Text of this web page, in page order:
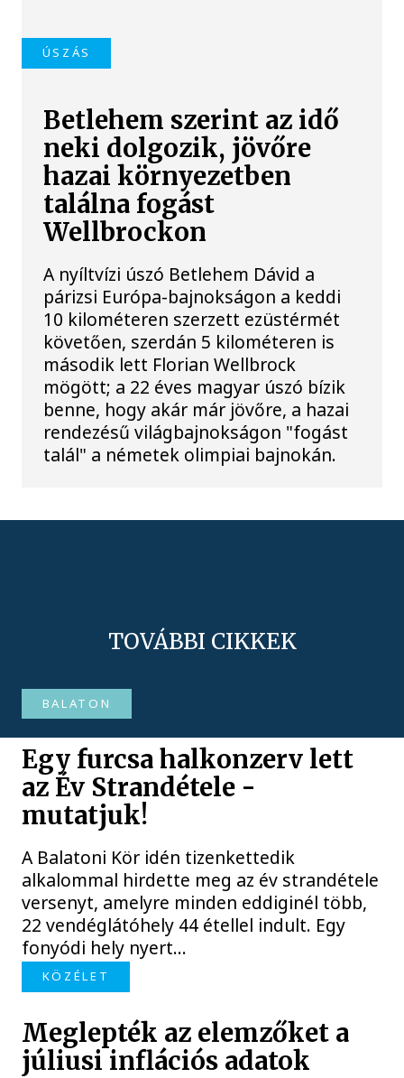
ÚSZÁS
Betlehem szerint az idő
neki dolgozik, jövőre
hazai környezetben
találna fogást
Wellbrockon
A nyíltvízi úszó Betlehem Dávid a
párizsi Európa-bajnokságon a keddi
10 kilométeren szerzett ezüstérmét
követően, szerdán 5 kilométeren is
második lett Florian Wellbrock
mögött; a 22 éves magyar úszó bízik
benne, hogy akár már jövőre, a hazai
rendezésű világbajnokságon "fogást
talál" a németek olimpiai bajnokán.
TOVÁBBI CIKKEK
BALATON
Egy furcsa halkonzerv lett
az Év Strandétele -
mutatjuk!
A Balatoni Kör idén tizenkettedik
alkalommal hirdette meg az év strandétele
versenyt, amelyre minden eddiginél több,
22 vendéglátóhely 44 étellel indult. Egy
fonyódi hely nyert...
KÖZÉLET
Meglepték az elemzőket a
júliusi inflációs adatok